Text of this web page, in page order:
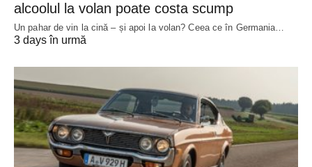
alcoolul la volan poate costa scump
Un pahar de vin la cină – și apoi la volan? Ceea ce în Germania…
3 days în urmă